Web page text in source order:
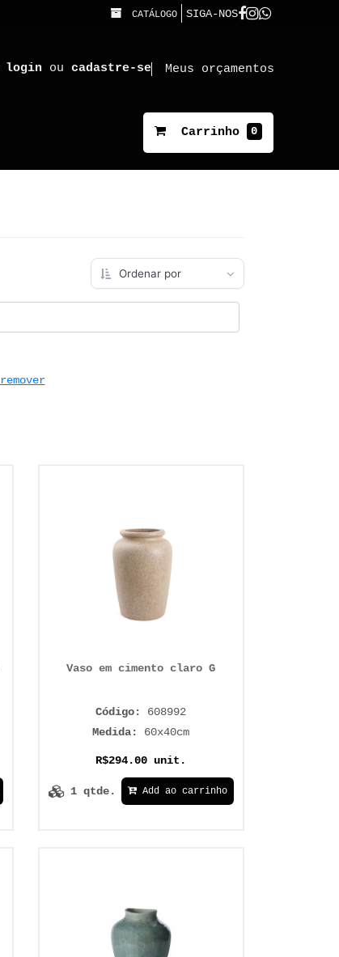
CATÁLOGO SIGA-NOS
login ou cadastre-se Meus orçamentos
Carrinho 0
remover
Vaso em cimento claro G
Código: 608992
Medida: 60x40cm
R$294.00 unit.
1 qtde. Add ao carrinho